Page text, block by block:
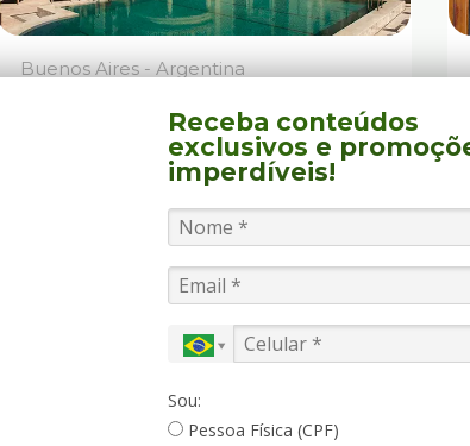
Buenos Aires - Argentina
Recoleta, o Four Seasons ocupa uma
poucos metros da cidade de Buenos
Receba conteúdos
exclusivos e
imperdíveis!
Sou:
Pessoa Física (CPF)